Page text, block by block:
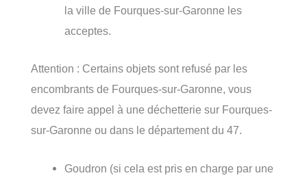
la ville de Fourques-sur-Garonne les
acceptes.
Attention : Certains objets sont refusé par les
encombrants de Fourques-sur-Garonne, vous
devez faire appel à une déchetterie sur Fourques-
sur-Garonne ou dans le département du 47.
Goudron (si cela est pris en charge par une